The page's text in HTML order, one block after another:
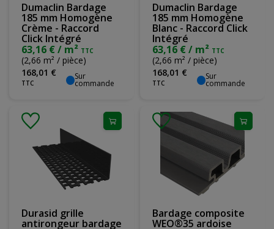
Dumaclin Bardage
185 mm Homogène
Crème - Raccord
Click Intégré
63,16 € / m² TTC
(2,66 m² / pièce)
168,01 €
TTC
Sur
commande
Dumaclin Bardage
185 mm Homogène
Blanc - Raccord Click
Intégré
63,16 € / m² TTC
(2,66 m² / pièce)
168,01 €
TTC
Sur
commande
Durasid grille
antirongeur bardage
Bardage composite
WEO®35 ardoise